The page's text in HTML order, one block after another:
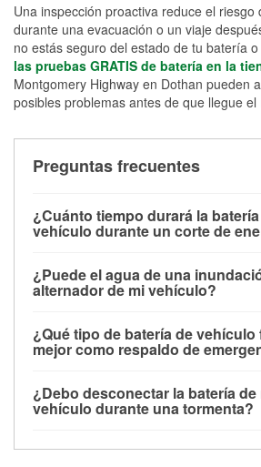
Una inspección proactiva reduce el riesgo
durante una evacuación o un viaje
no estás seguro del estado de tu batería
las pruebas GRATIS de batería en la
Montgomery Highway en Dothan pueden
posibles problemas antes de que llegue el
Preguntas frecuentes
¿Cuánto tiempo durará la
vehículo durante un corte de
alimentar pequeños accesorios
limitado, pero el uso repetido sin
contar con un equipo de carga de
cortes prolongados.
¿Puede el agua de una
alternador de mi vehículo?
parte baja del compartimento del
dañarse si se sumergen, lo que
días después de la exposición.
¿Qué tipo de batería de
mejor como respaldo de
para aplicaciones de ciclo profundo
selladas, resistentes a las
¿Debo desconectar la batería de
vehículo durante una tormenta?